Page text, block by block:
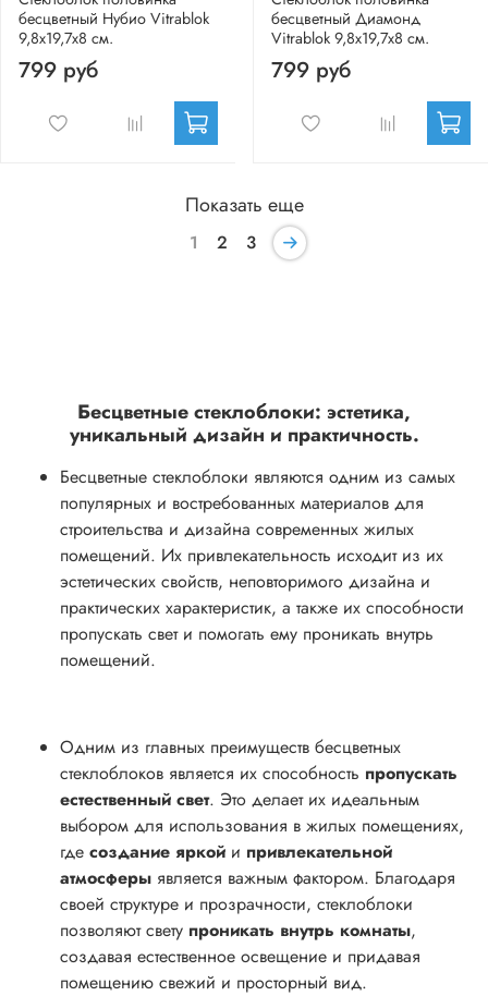
бесцветный Нубио Vitrablok
9,8x19,7x8 см.
799 руб
бесцветный Диамонд
Vitrablok 9,8x19,7x8 см.
799 руб
Показать еще
1 2 3
Бесцветные стеклоблоки: эстетика,
уникальный дизайн и практичность.
Бесцветные стеклоблоки являются одним из самых
популярных и востребованных материалов для
строительства и дизайна современных жилых
помещений. Их привлекательность исходит из их
эстетических свойств, неповторимого дизайна и
практических характеристик, а также их способности
пропускать свет и помогать ему проникать внутрь
помещений.
Одним из главных преимуществ бесцветных
стеклоблоков является их способность пропускать
естественный свет. Это делает их идеальным
выбором для использования в жилых помещениях,
где создание яркой и привлекательной
атмосферы является важным фактором. Благодаря
своей структуре и прозрачности, стеклоблоки
позволяют свету проникать внутрь комнаты,
создавая естественное освещение и придавая
помещению свежий и просторный вид.